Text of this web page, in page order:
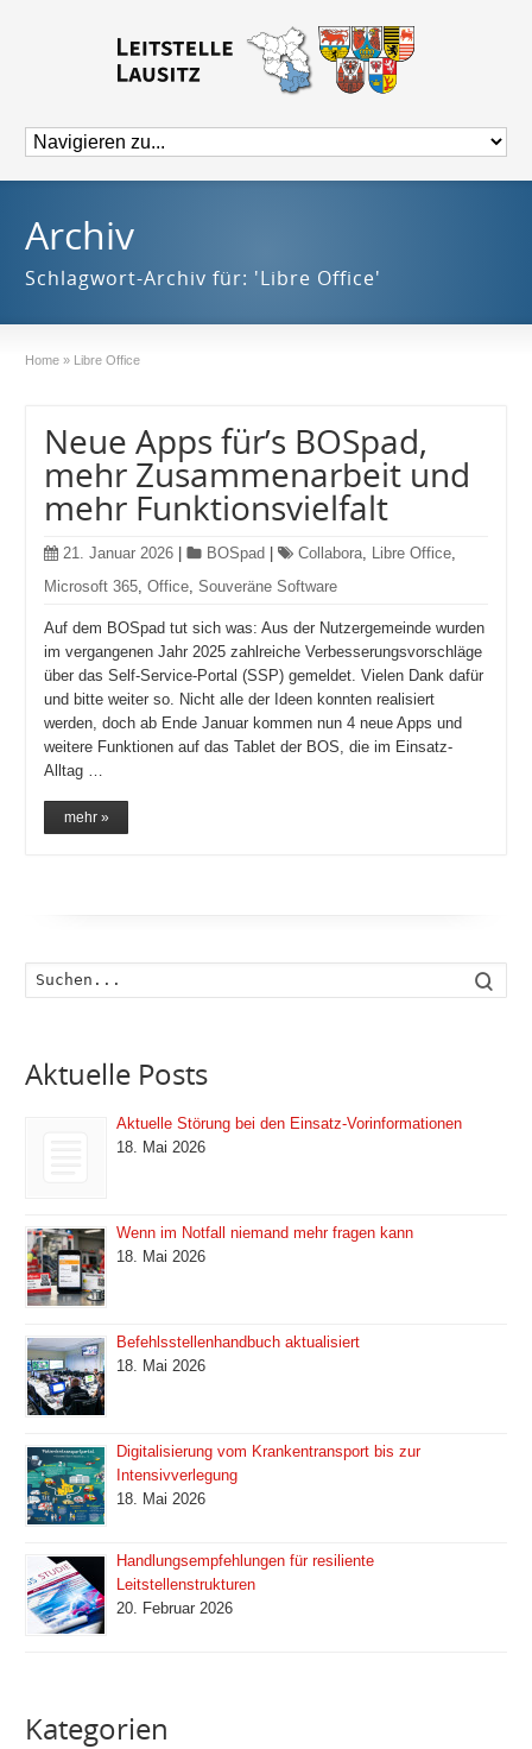
Archiv
Schlagwort-Archiv für: 'Libre Office'
Home » Libre Office
Neue Apps für’s BOSpad,
mehr Zusammenarbeit und
mehr Funktionsvielfalt
21. Januar 2026 BOSpad Collabora, Libre Office,
Microsoft 365,Office,Souveräne Software
Auf dem BOSpad tut sich was: Aus der Nutzergemeinde wurden
im vergangenen Jahr 2025 zahlreiche Verbesserungsvorschläge
über das Self-Service-Portal (SSP) gemeldet. Vielen Dank dafür
und bitte weiter so. Nicht alle der Ideen konnten realisiert
werden, doch ab Ende Januar kommen nun 4 neue Apps und
weitere Funktionen auf das Tablet der BOS, die im Einsatz-
Alltag …
mehr »
Aktuelle Posts
Aktuelle Störung bei den Einsatz-Vorinformationen
18. Mai 2026
Wenn im Notfall niemand mehr fragen kann
18. Mai 2026
Befehlsstellenhandbuch aktualisiert
18. Mai 2026
Digitalisierung vom Krankentransport bis zur
Intensivverlegung
18. Mai 2026
Handlungsempfehlungen für resiliente
Leitstellenstrukturen
20. Februar 2026
Kategorien